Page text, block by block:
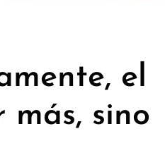
el
más, sino